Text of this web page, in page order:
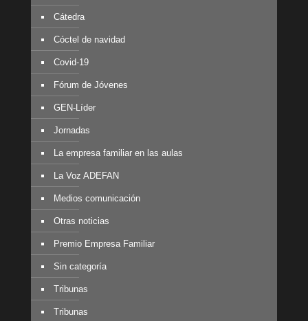
Cátedra
Cóctel de navidad
Covid-19
Fórum de Jóvenes
GEN-Líder
Jornadas
La empresa familiar en las aulas
La Voz ADEFAN
Medios comunicación
Otras noticias
Premio Empresa Familiar
Sin categoría
Tribunas
Tribunas